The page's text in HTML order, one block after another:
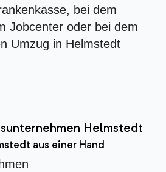
bei dem
Jobcenter oder bei dem
Umzug in Helmstedt
Helmstedt
aus einer Hand